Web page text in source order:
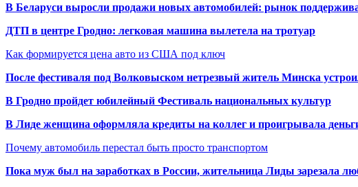
В Беларуси выросли продажи новых автомобилей: рынок
ДТП в центре Гродно: легковая машина вылетела на тротуар
Как формируется цена авто из США под ключ
После фестиваля под Волковыском нетрезвый житель Минска
В Гродно пройдет юбилейный Фестиваль национальных культур
В Лиде женщина оформляла кредиты на коллег и проигрывала
Почему автомобиль перестал быть просто транспортом
Пока муж был на заработках в России, жительница Лиды зарезала